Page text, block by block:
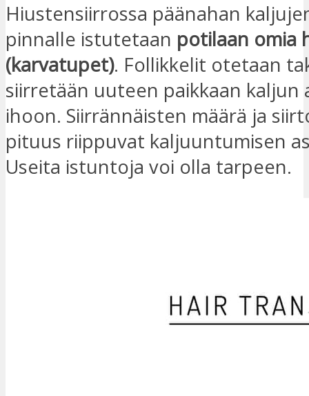
Hiustensiirrossa päänahan
pinnalle istutetaan potilaan omia
(karvatupet). Follikkelit otetaan
siirretään uuteen paikkaan kaljun
ihoon. Siirrännäisten määrä ja
pituus riippuvat kaljuuntumisen
Useita istuntoja voi olla tarpeen.